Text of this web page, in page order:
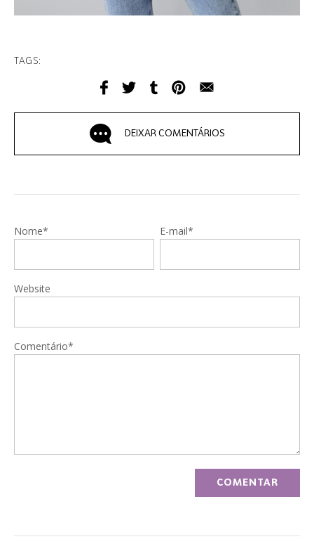
TAGS:
DEIXAR COMENTÁRIOS
Nome* E-mail*
Website
Comentário*